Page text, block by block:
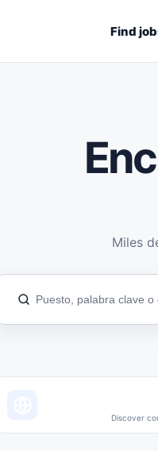
Find
Miles
Discover